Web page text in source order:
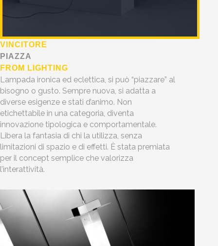
VINCITORE
PIAZZA
FROM LIGHTING
Lampada ironica ed eclettica, si può “piazzare” al
bisogno o gusto. Sempre nuova, si adatta a
diverse esigenze e stati d’animo. Non
etichettabile in una categoria, diventa
innovazione tipologica e comportamentale.
Libera la fantasia di chi la utilizza, senza
limitazioni di spazio e di effetti. È stata premiata
per il concept semplice che valorizza
l’interattività.